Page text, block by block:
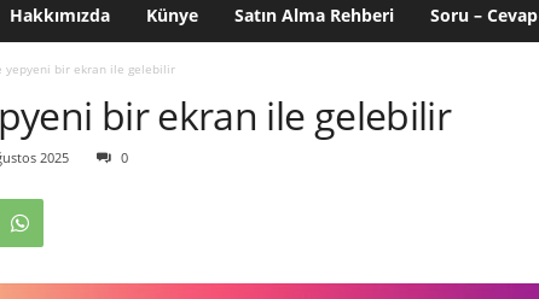
Hakkımızda Künye Satın Alma Rehberi Soru – Cevap
yepyeni bir ekran ile gelebilir
bir ekran ile gelebilir
2025 0